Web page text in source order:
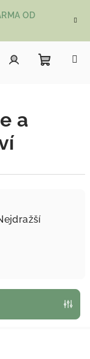
OD
a